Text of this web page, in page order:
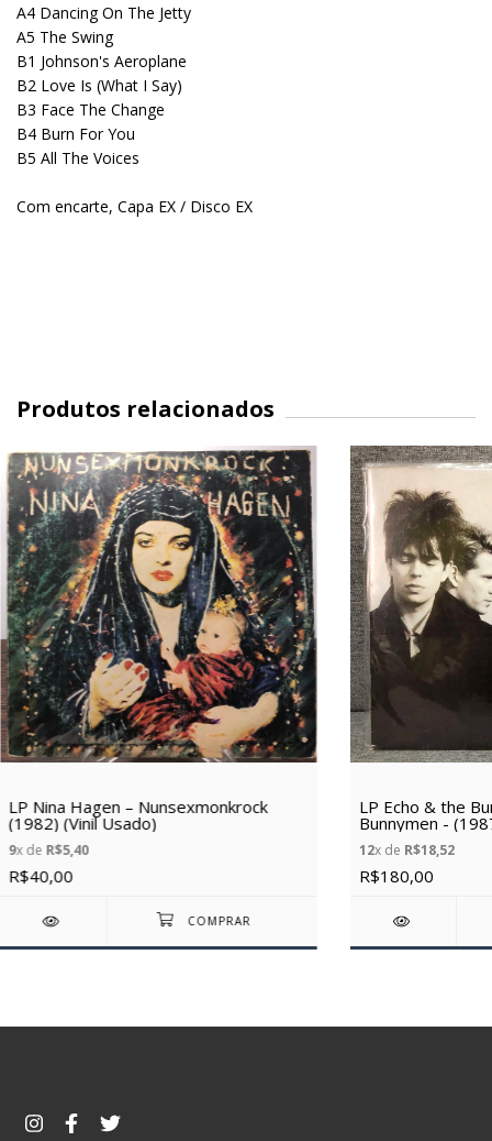
A4 Dancing On The Jetty
A5 The Swing
B1 Johnson's Aeroplane
B2 Love Is (What I Say)
B3 Face The Change
B4 Burn For You
B5 All The Voices
Com encarte, Capa EX / Disco EX
Produtos relacionados
LP Nina Hagen – Nunsexmonkrock
(1982) (Vinil Usado)
9x de R$5,40
R$40,00
LP Echo & the
Bunnymen -
12x de R$18,52
R$180,00